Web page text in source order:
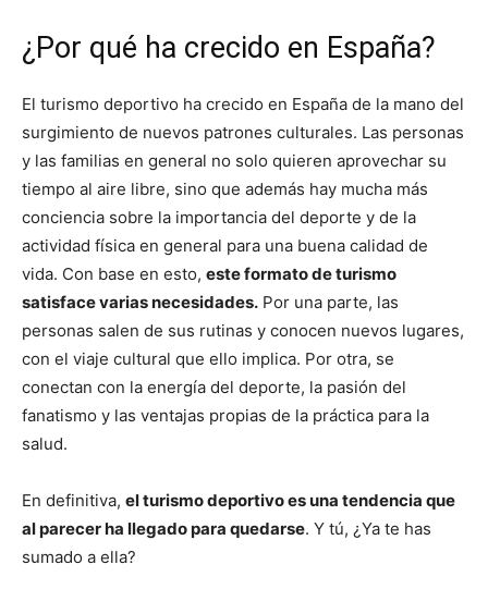
¿Por qué ha crecido en España?
El turismo deportivo ha crecido en España de la mano del
surgimiento de nuevos patrones culturales. Las personas
y las familias en general no solo quieren aprovechar su
tiempo al aire libre, sino que además hay mucha más
conciencia sobre la importancia del deporte y de la
actividad física en general para una buena calidad de
vida. Con base en esto, este formato de turismo
satisface varias necesidades. Por una parte, las
personas salen de sus rutinas y conocen nuevos lugares,
con el viaje cultural que ello implica. Por otra, se
conectan con la energía del deporte, la pasión del
fanatismo y las ventajas propias de la práctica para la
salud.
En definitiva, el turismo deportivo es una tendencia que
al parecer ha llegado para quedarse. Y tú, ¿Ya te has
sumado a ella?